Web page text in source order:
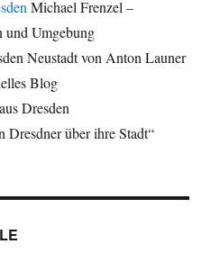
Michael Frenzel –
und Umgebung
Neustadt von Anton Launer
Blog
Dresden
Dresdner über ihre Stadt“